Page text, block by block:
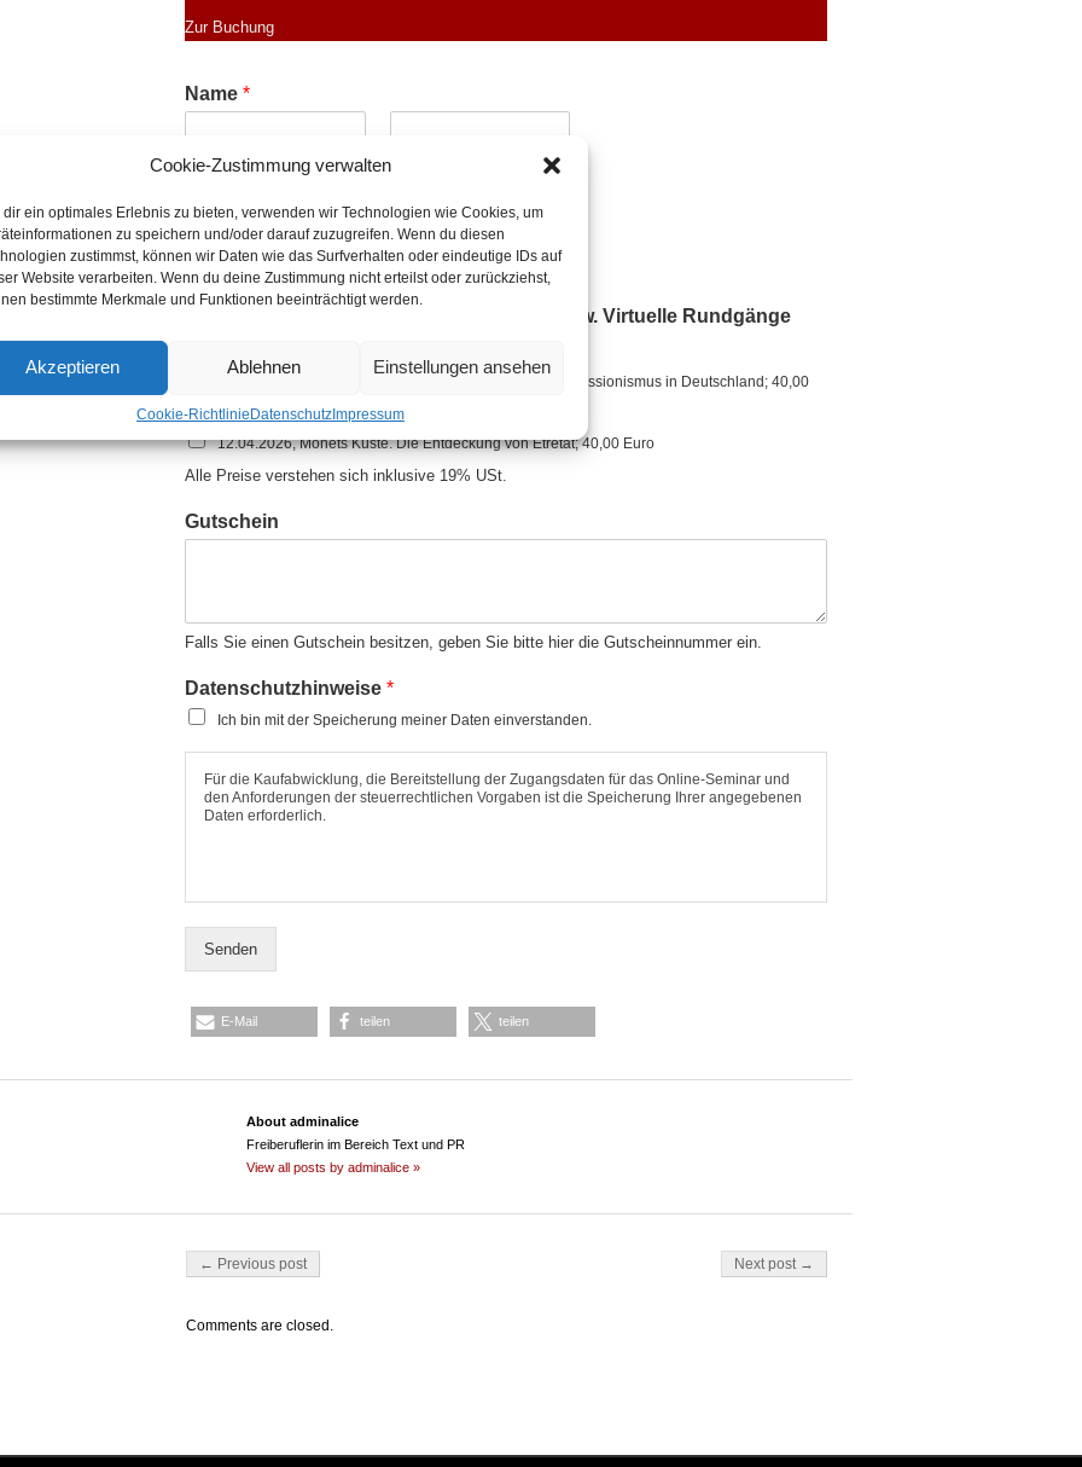
Cookie-Zustimmung verwalten
dir ein optimales Erlebnis zu bieten, verwenden wir Technologien wie Cookies, um
zu speichern und/oder darauf zuzugreifen. Wenn du diesen
zustimmst, können wir Daten wie das Surfverhalten oder eindeutige IDs auf
Website verarbeiten. Wenn du deine Zustimmung nicht erteilst oder zurückziehst,
bestimmte Merkmale und Funktionen beeinträchtigt werden.
Akzeptieren Ablehnen Einstellungen ansehen
Cookie-RichtlinieDatenschutzImpressum
Zur Buchung
Name*
Vorname Nachname
Email*
Ich buche folgende(s) Online-Seminar(e) bzw. Virtuelle Rundgänge
20.03.2026, Avantgarde. Max Liebermann und der Impressionismus in Deutschland; 40,00
Euro
12.04.2026, Monets Küste. Die Entdeckung von Étretat; 40,00 Euro
Alle Preise verstehen sich inklusive 19% USt.
Gutschein
Falls Sie einen Gutschein besitzen, geben Sie bitte hier die Gutscheinnummer ein.
Datenschutzhinweise*
Ich bin mit der Speicherung meiner Daten einverstanden.
Für die Kaufabwicklung, die Bereitstellung der Zugangsdaten für das Online-Seminar und
den Anforderungen der steuerrechtlichen Vorgaben ist die Speicherung Ihrer angegebenen
Daten erforderlich.
Senden
E-Mail teilen teilen
About adminalice
Freiberuflerin im Bereich Text und PR
View all posts by adminalice »
Post navigation
← Previous post Next post →
Comments are closed.